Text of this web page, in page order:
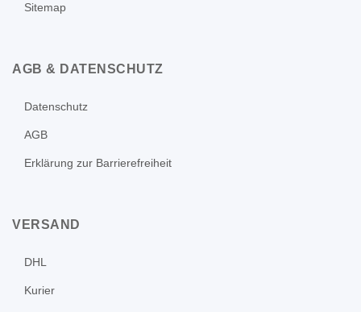
Sitemap
AGB & DATENSCHUTZ
Datenschutz
AGB
Erklärung zur Barrierefreiheit
VERSAND
DHL
Kurier